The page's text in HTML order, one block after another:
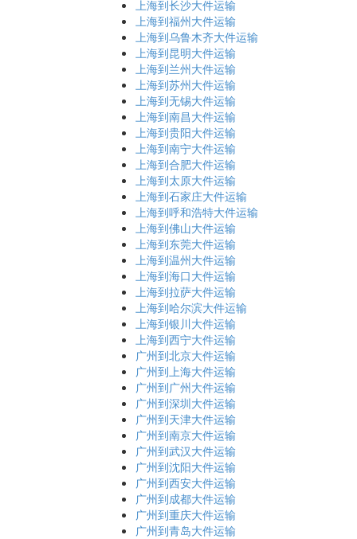
上海到长沙大件运输
上海到福州大件运输
上海到乌鲁木齐大件运输
上海到昆明大件运输
上海到兰州大件运输
上海到苏州大件运输
上海到无锡大件运输
上海到南昌大件运输
上海到贵阳大件运输
上海到南宁大件运输
上海到合肥大件运输
上海到太原大件运输
上海到石家庄大件运输
上海到呼和浩特大件运输
上海到佛山大件运输
上海到东莞大件运输
上海到温州大件运输
上海到海口大件运输
上海到拉萨大件运输
上海到哈尔滨大件运输
上海到银川大件运输
上海到西宁大件运输
广州到北京大件运输
广州到上海大件运输
广州到广州大件运输
广州到深圳大件运输
广州到天津大件运输
广州到南京大件运输
广州到武汉大件运输
广州到沈阳大件运输
广州到西安大件运输
广州到成都大件运输
广州到重庆大件运输
广州到青岛大件运输